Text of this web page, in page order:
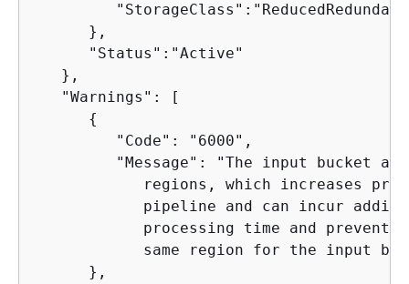
      },
      "Status":"Active"
   },
   "Warnings": [
{
         "Code": "6000",
"Message": "The input bucket
regions, which increases
pipeline and can incur
processing time and prevent
same region for the input
      },